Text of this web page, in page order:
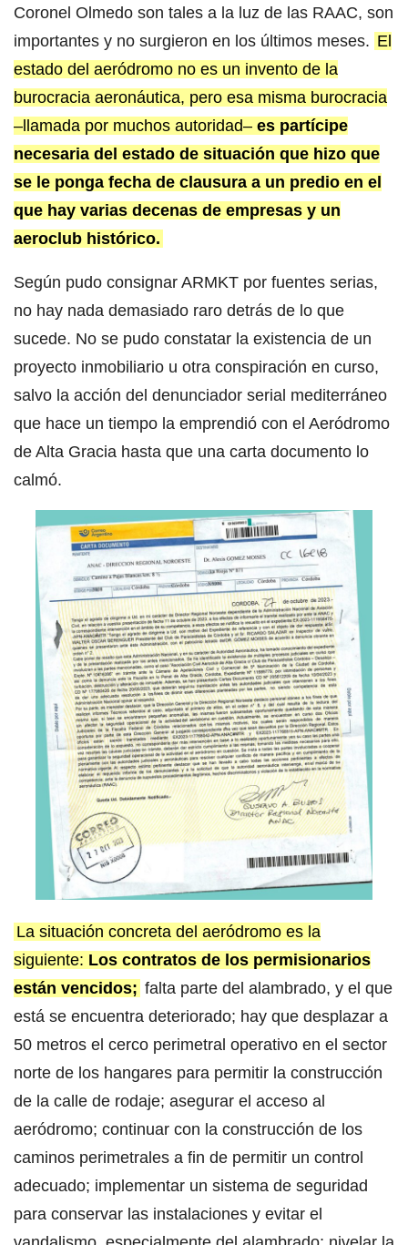
Coronel Olmedo son tales a la luz de las RAAC, son
importantes y no surgieron en los últimos meses. El
estado del aeródromo no es un invento de la
burocracia aeronáutica, pero esa misma burocracia
–llamada por muchos autoridad– es partícipe
necesaria del estado de situación que hizo que
se le ponga fecha de clausura a un predio en el
que hay varias decenas de empresas y un
aeroclub histórico.
Según pudo consignar ARMKT por fuentes serias,
no hay nada demasiado raro detrás de lo que
sucede. No se pudo constatar la existencia de un
proyecto inmobiliario u otra conspiración en curso,
salvo la acción del denunciador serial mediterráneo
que hace un tiempo la emprendió con el Aeródromo
de Alta Gracia hasta que una carta documento lo
calmó.
La situación concreta del aeródromo es la
siguiente: Los contratos de los permisionarios
están vencidos; falta parte del alambrado, y el que
está se encuentra deteriorado; hay que desplazar a
50 metros el cerco perimetral operativo en el sector
norte de los hangares para permitir la construcción
de la calle de rodaje; asegurar el acceso al
aeródromo; continuar con la construcción de los
caminos perimetrales a fin de permitir un control
adecuado; implementar un sistema de seguridad
para conservar las instalaciones y evitar el